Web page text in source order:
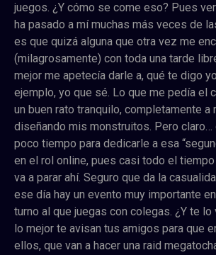
juegos. ¿Y cómo se come eso? Pues
ha pasado a mí muchas más veces de
es que quizá alguna que otra vez me
(milagrosamente) con toda una tarde
mejor me apetecía darle a, qué te digo
ejemplo, yo que sé. Lo que me pedía el
un buen rato tranquilo, completamente a
diseñando mis monstruitos. Pero claro…
poco tiempo para dedicarle a esa
en el rol online, pues casi todo el
va a parar ahí. Seguro que da la
ese día hay un evento muy importante
turno al que juegas con colegas. ¿Y te lo
lo mejor te avisan tus amigos para que
ellos, que van a hacer una raid